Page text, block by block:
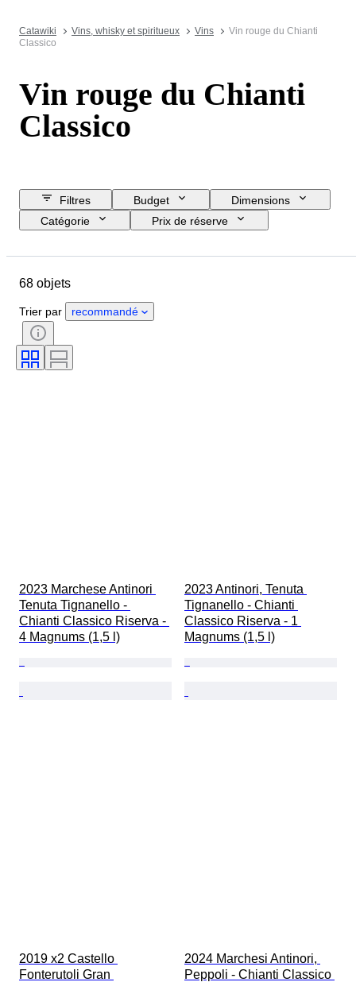
Catawiki Vins, whisky et spiritueux Vins
Vin rouge du Chianti
Classico
Vin rouge du Chianti
Classico
Filtres Budget
Dimensions
Catégorie
Prix de réserve
Suppléments
Région viticole
Appellation du vin / Classification
Cépages
Classement des vins
68 objets
Trier par recommandé
2023 Marchese Antinori
Tenuta Tignanello -
Chianti Classico Riserva -
4 Magnums (1,5 l)
2023 Antinori, Tenuta
Tignanello - Chianti
Classico Riserva - 1
Magnums (1,5 l)
2019 x2 Castello
Fonterutoli Gran
2024 Marchesi Antinori,
Peppoli - Chianti Classico